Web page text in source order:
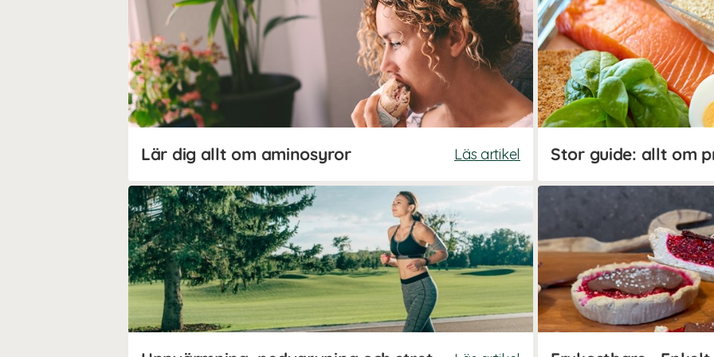
Lär dig allt om aminosyror Läs artikel Stor guide: allt om